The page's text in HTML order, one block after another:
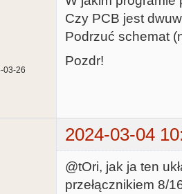
03-26
Czy PCB jest
Podrzuć schemat
Pozdr!
2024-03-04
@tOri, jak ja ten
przełącznikiem 8/